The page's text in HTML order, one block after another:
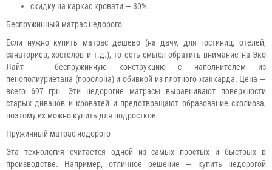
скидку на каркас кровати — 30%.
Беспружинный матрас недорого
Если нужно купить матрас дешево (на дачу, для гостиниц, отелей,
санаториев, хостелов и т.д.), то есть смысл обратить внимание на Эко
Лайт — беспружинную конструкцию с наполнителем из
пенополиуриетана (поролона) и обивкой из плотного жаккарда. Цена —
всего 697 грн. Эти недорогие матрасы выравнивают поверхности
старых диванов и кроватей и предотвращают образование сколиоза,
поэтому их можно купить для подростков.
Пружинный матрас недорого
Эта технология считается одной из самых простых и быстрых в
производстве. Например, отличное решение — купить недорогой